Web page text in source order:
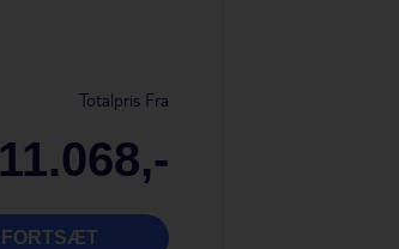
Totalpris Fra
11.068,-
FORTSÆT